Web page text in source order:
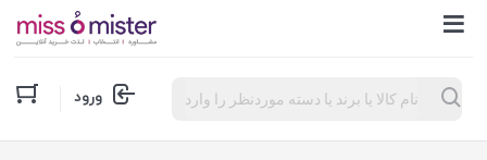
Products
search ورود